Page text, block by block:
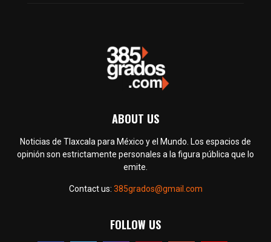
ABOUT US
Noticias de Tlaxcala para México y el Mundo. Los espacios de
opinión son estrictamente personales a la figura pública que lo
emite.
Contact us: 385grados@gmail.com
FOLLOW US